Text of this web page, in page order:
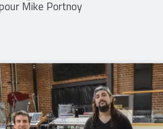
Mike Portnoy